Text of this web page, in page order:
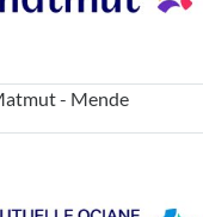
- Mende